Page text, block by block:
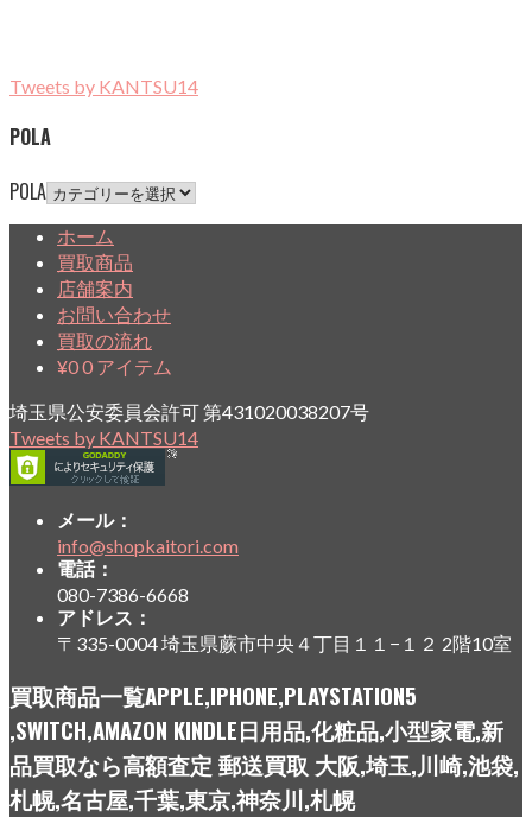
Tweets by KANTSU14
POLA
POLA
ホーム
買取商品
店舗案内
お問い合わせ
買取の流れ
¥00 アイテム
埼玉県公安委員会許可 第431020038207号
Tweets by KANTSU14
メール：
info@shopkaitori.com
電話：
080-7386-6668
アドレス：
〒335-0004 埼玉県蕨市中央４丁目１１−１２ 2階10室
買取商品一覧APPLE,IPHONE,PLAYSTATION5
,SWITCH,AMAZON KINDLE日用品,化粧品,小型家電,新
品買取なら高額査定 郵送買取 大阪,埼玉,川崎,池袋,
札幌,名古屋,千葉,東京,神奈川,札幌